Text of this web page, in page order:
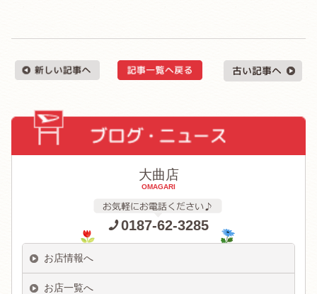
大曲店
OMAGARI
0187-62-3285
お店情報へ
お店一覧へ